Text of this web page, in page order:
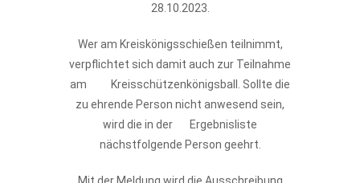
28.10.2023.
Wer am Kreiskönigsschießen teilnimmt,
verpflichtet sich damit auch zur Teilnahme
am Kreisschützenkönigsball. Sollte die
zu ehrende Person nicht anwesend sein,
wird die in der Ergebnisliste
nächstfolgende Person geehrt.